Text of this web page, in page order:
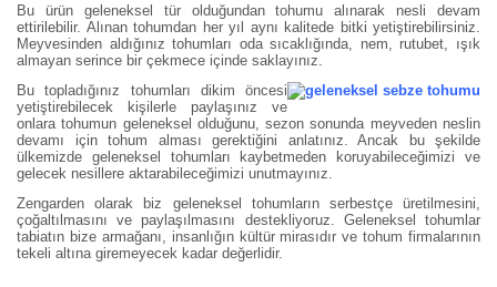
Bu ürün geleneksel tür olduğundan tohumu alınarak nesli devam
ettirilebilir. Alınan tohumdan her yıl aynı kalitede bitki yetiştirebilirsiniz.
Meyvesinden aldığınız tohumları oda sıcaklığında, nem, rutubet, ışık
almayan serince bir çekmece içinde saklayınız.
Bu topladığınız tohumları dikim öncesi
yetiştirebilecek kişilerle paylaşınız ve
onlara tohumun geleneksel olduğunu, sezon sonunda meyveden neslin
devamı için tohum alması gerektiğini anlatınız. Ancak bu şekilde
ülkemizde geleneksel tohumları kaybetmeden koruyabileceğimizi ve
gelecek nesillere aktarabileceğimizi unutmayınız.
Zengarden olarak biz geleneksel tohumların serbestçe üretilmesini,
çoğaltılmasını ve paylaşılmasını destekliyoruz. Geleneksel tohumlar
tabiatın bize armağanı, insanlığın kültür mirasıdır ve tohum firmalarının
tekeli altına giremeyecek kadar değerlidir.